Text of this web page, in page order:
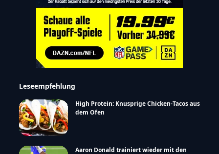
Leseempfehlung
High Protein: Knusprige Chicken-Tacos aus
dem Ofen
Aaron Donald trainiert wieder mit den